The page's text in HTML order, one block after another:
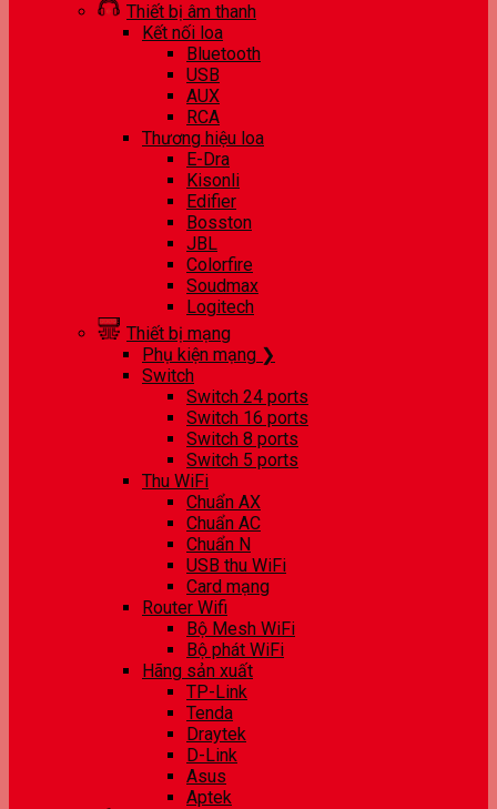
Thiết bị âm thanh
Kết nối loa
Bluetooth
USB
AUX
RCA
Thương hiệu loa
E-Dra
Kisonli
Edifier
Bosston
JBL
Colorfire
Soudmax
Logitech
Thiết bị mạng
Phụ kiện mạng ❯
Switch
Switch 24 ports
Switch 16 ports
Switch 8 ports
Switch 5 ports
Thu WiFi
Chuẩn AX
Chuẩn AC
Chuẩn N
USB thu WiFi
Card mạng
Router Wifi
Bộ Mesh WiFi
Bộ phát WiFi
Hãng sản xuất
TP-Link
Tenda
Draytek
D-Link
Asus
Aptek